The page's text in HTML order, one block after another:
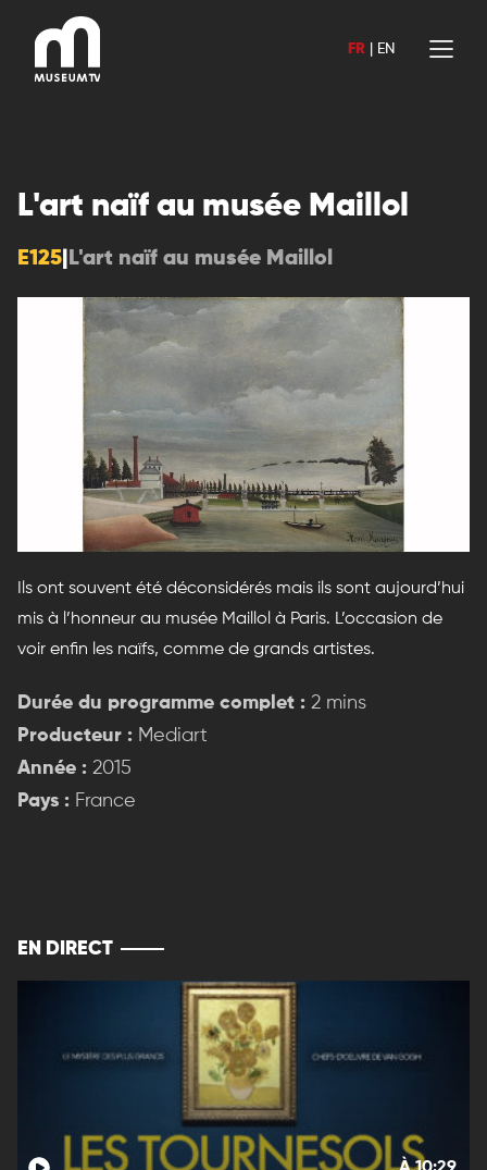
contenu
FR EN
L'art naïf au musée Maillol
E125 L'art naïf au musée Maillol
Ils ont souvent été déconsidérés mais ils sont aujourd’hui
mis à l’honneur au musée Maillol à Paris. L’occasion de
voir enfin les naïfs, comme de grands artistes.
Durée du programme complet : 2 mins
Producteur : Mediart
Année : 2015
Pays : France
EN DIRECT